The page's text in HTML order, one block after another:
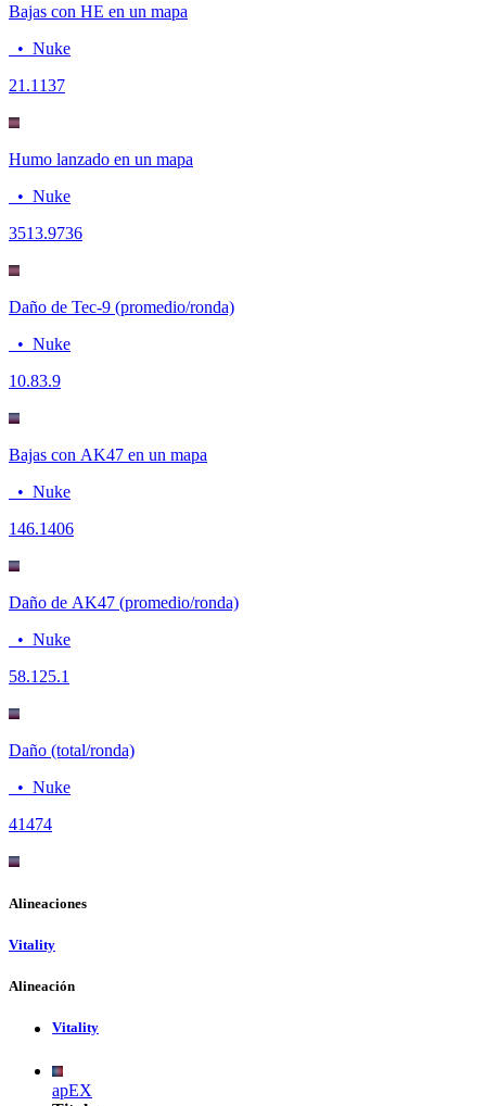
Bajas con HE en un mapa
• Nuke
21.1137
Humo lanzado en un mapa
• Nuke
3513.9736
Daño de Tec-9 (promedio/ronda)
• Nuke
10.83.9
Bajas con AK47 en un mapa
• Nuke
146.1406
Daño de AK47 (promedio/ronda)
• Nuke
58.1 25.1
Daño (total/ronda)
• Nuke
41474
Alineaciones
Vitality
Alineación
Vitality
apEX